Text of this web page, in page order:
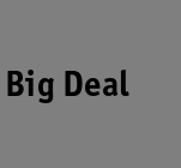
Deal